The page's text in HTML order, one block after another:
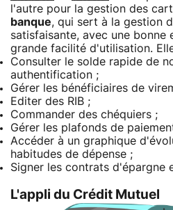
l'autre pour la gestion des
banque, qui sert à la gestion
satisfaisante, avec une bonne
grande facilité d'utilisation.
Consulter le solde rapide de
authentification ;
Gérer les bénéficiaires de
Editer des RIB ;
Commander des chéquiers ;
Gérer les plafonds de
Accéder à un graphique
habitudes de dépense ;
Signer les contrats d'épargne
L'appli du Crédit Mutuel